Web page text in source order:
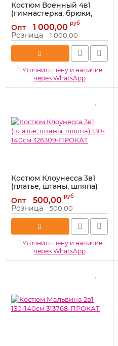
Костюм Военный 4в1
(гимнастерка, брюки,
ремень, пилотка) 130-
140см 1518650-ПРОКАТ
Артикул: 1518650-ПРОКАТ
Опт 1 000,00 руб
Розница 1 000,00
Уточнить цену и наличие
через WhatsApp
Костюм Клоунесса 3в1
(платье, штаны, шляпа)
130-140см 326309-
ПРОКАТ
Артикул: 326309-ПРОКАТ
Опт 500,00 руб
Розница 500,00
Уточнить цену и наличие
через WhatsApp